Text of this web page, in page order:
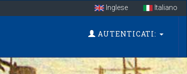
Inglese Italiano
AUTENTICATI: